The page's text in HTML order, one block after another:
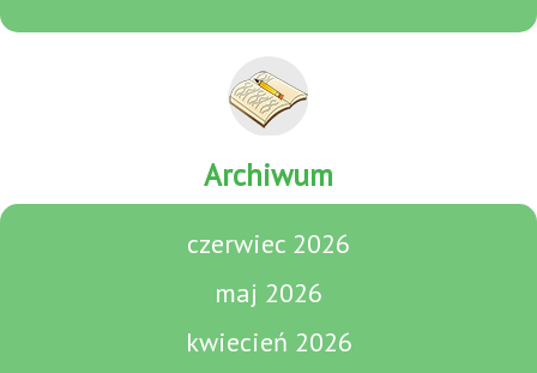
Archiwum
czerwiec 2026
maj 2026
kwiecień 2026